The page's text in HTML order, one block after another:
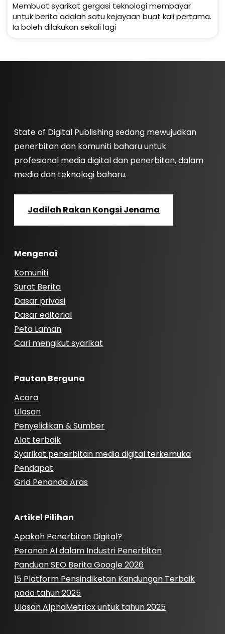
Membuat syarikat gergasi teknologi membayar
untuk berita adalah satu kejayaan buat kali pertama.
Ia boleh dilakukan sekali lagi
State of Digital Publishing sedang mewujudkan
penerbitan dan komuniti baharu untuk
profesional media digital dan penerbitan, dalam
media dan teknologi baharu.
Jadilah Rakan Kongsi Jenama
Mengenai
Komuniti
Surat Berita
Dasar privasi
Dasar editorial
Peta Laman
Cari mengikut syarikat
Pautan Berguna
Acara
Ulasan
Penyelidikan & Sumber
Alat terbaik
Syarikat penerbitan media digital terkemuka
Pendapat
Grid Penanda Aras
Artikel Pilihan
Apakah Penerbitan Digital?
Peranan AI dalam Industri Penerbitan
Panduan SEO Berita Google 2026
15 Platform Pensindiketan Kandungan Terbaik
pada tahun 2025
Ulasan AlphaMetricx untuk tahun 2025